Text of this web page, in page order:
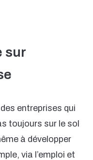
sur
entreprises qui
toujours sur le sol
à développer
via l’emploi et